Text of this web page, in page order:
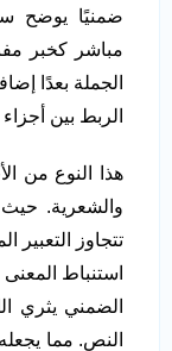
ضمنيًا يوضح
مباشر كخبر
الجملة بعدًا
الربط بين
هذا النوع من
والشعرية.
تتجاوز التعبير
استنباط
الضمني يثري
النص. مما